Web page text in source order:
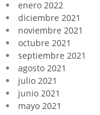
enero 2022
diciembre 2021
noviembre 2021
octubre 2021
septiembre 2021
agosto 2021
julio 2021
junio 2021
mayo 2021